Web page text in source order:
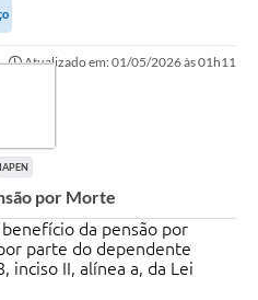
GARÇA
Atualizado em: 01/05/2026 às 01h11
IAPEN
por Morte
da pensão por
parte do dependente
inciso II, alínea a, da Lei